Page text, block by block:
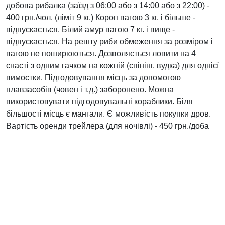
добова рибалка (заїзд з 06:00 або з 14:00 або з 22:00) -
400 грн./чол. (ліміт 9 кг.) Короп вагою 3 кг. і більше -
відпускається. Білий амур вагою 7 кг. і вище -
відпускається. На решту риби обмеження за розміром і
вагою не поширюються. Дозволяється ловити на 4
снасті з одним гачком на кожній (спінінг, вудка) для однієї
вимостки. Підгодовування місць за допомогою
плавзасобів (човен і т.д.) заборонено. Можна
використовувати підгодовувальні кораблики. Біля
більшості місць є мангали. Є можливість покупки дров.
Вартість оренди трейлера (для ночівлі) - 450 грн./доба